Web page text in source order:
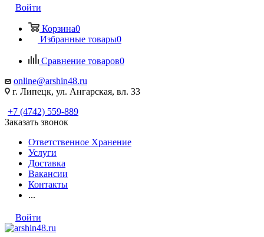
Войти
Корзина0
Избранные товары0
Сравнение товаров0
online@arshin48.ru
г. Липецк, ул. Ангарская, вл. 33
+7 (4742) 559-889
Заказать звонок
Ответственное Хранение
Услуги
Доставка
Вакансии
Контакты
...
Войти